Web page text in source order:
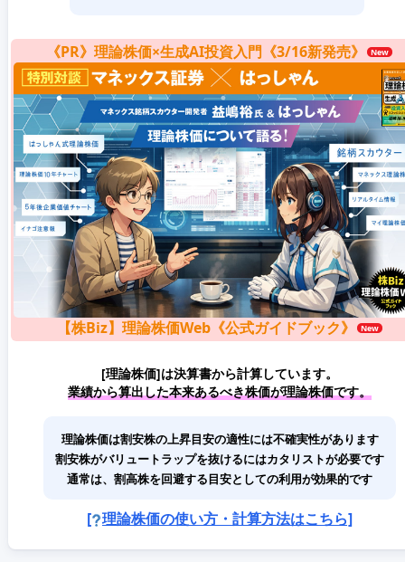
《PR》理論株価×生成AI投資入門《3/16新発売》
【株Biz】理論株価Web《公式ガイドブック》
[理論株価]は決算書から計算しています。
業績から算出した本来あるべき株価が理論株価です。
理論株価は割安株の上昇目安の適性には不確実性があります
割安株がバリュートラップを抜けるにはカタリストが必要です
通常は、割高株を回避する目安としての利用が効果的です
[ 理論株価の使い方・計算方法はこちら]